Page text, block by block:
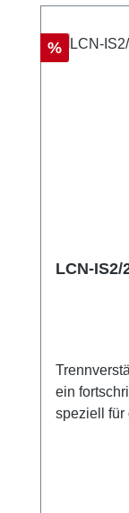
Rabatt
%
LCN-
ein
speziell für